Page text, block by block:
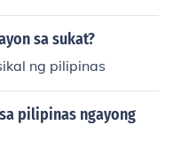
daw tayo ki
sa sukat?
ng pilipinas
pilipinas ngayong